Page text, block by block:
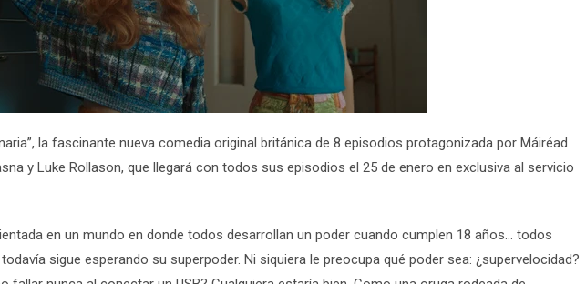
”, la fascinante nueva comedia original británica de 8 episodios protagonizada por Máiréad
y Luke Rollason, que llegará con todos sus episodios el 25 de enero en exclusiva al servicio
en un mundo en donde todos desarrollan un poder cuando cumplen 18 años… todos
sigue esperando su superpoder. Ni siquiera le preocupa qué poder sea: ¿supervelocidad?